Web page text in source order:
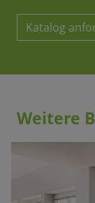
Katalog
Weitere